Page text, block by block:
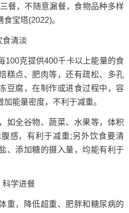
餐，不随意漏餐，食物品种多样
宝塔(2022)。
清淡
克提供400千卡以上能量的食
糕点、肥肉等，还有疏松、多孔
豆腐，在制作或进食过程中，容
能量密度，不利于减重。
全谷物、蔬菜、水果等，体积
感，有利于减重;另外饮食要清
、添加糖的摄入量，均能有利于
学进餐
，降低超重、肥胖和糖尿病的